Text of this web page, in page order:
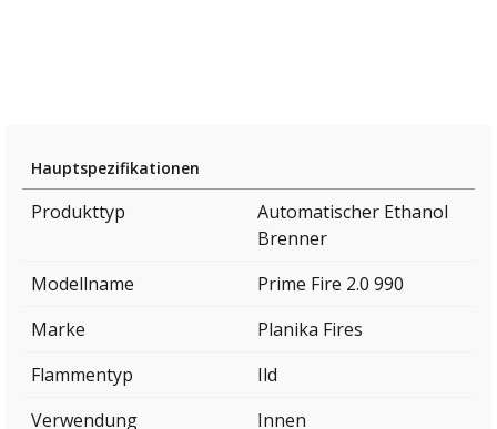
Hauptspezifikationen
Produkttyp
Automatischer Ethanol
Brenner
Modellname
Prime Fire 2.0 990
Marke
Planika Fires
Flammentyp
Ild
Verwendung
Innen